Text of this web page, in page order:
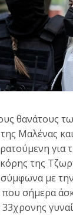
θανάτους
Μαλένας
για
της
με
σήμερα